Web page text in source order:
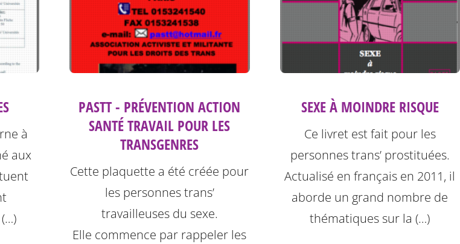
à
aux
PASTT - PRÉVENTION ACTION
SANTÉ TRAVAIL POUR LES
TRANSGENRES
Cette plaquette a été créée pour
les personnes trans’
travailleuses du sexe.
Elle commence par rappeler les
SEXE À MOINDRE RISQUE
Ce livret est fait pour les
personnes trans’ prostituées.
Actualisé en français en 2011, il
aborde un grand nombre de
thématiques sur la (…)